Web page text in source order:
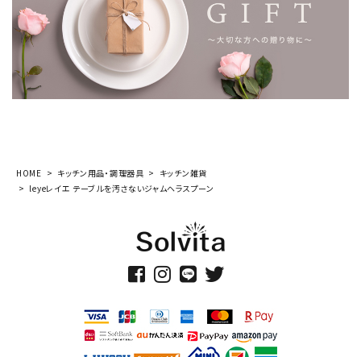
HOME キッチン用品・調理器具
キッチン雑貨
leyeレイエ テーブルを汚さないジャムヘラスプーン